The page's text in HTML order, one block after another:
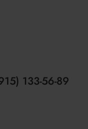
133-56-89